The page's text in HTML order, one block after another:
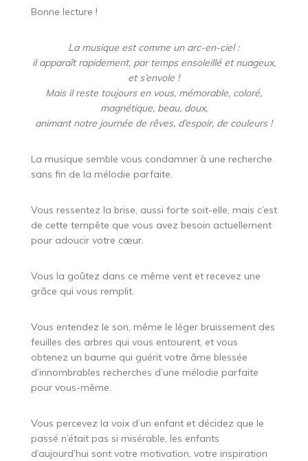
Bonne lecture !
La musique est comme un arc-en-ciel :
il apparaît rapidement, par temps ensoleillé et nuageux,
et s’envole !
Mais il reste toujours en vous, mémorable, coloré,
magnétique, beau, doux,
animant notre journée de rêves, d’espoir, de couleurs !
La musique semble vous condamner à une recherche
sans fin de la mélodie parfaite.
Vous ressentez la brise, aussi forte soit-elle, mais c’est
de cette tempête que vous avez besoin actuellement
pour adoucir votre cœur.
Vous la goûtez dans ce même vent et recevez une
grâce qui vous remplit.
Vous entendez le son, même le léger bruissement des
feuilles des arbres qui vous entourent, et vous
obtenez un baume qui guérit votre âme blessée
d’innombrables recherches d’une mélodie parfaite
pour vous-même.
Vous percevez la voix d’un enfant et décidez que le
passé n’était pas si misérable, les enfants
d’aujourd’hui sont votre motivation, votre inspiration